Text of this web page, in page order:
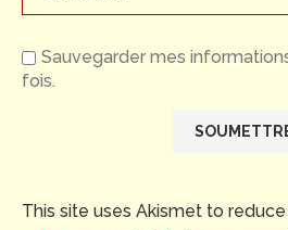
Sauvegarder mes
fois.
This site uses Akismet to